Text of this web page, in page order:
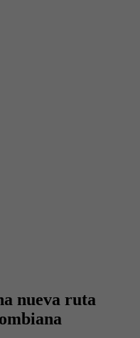
nueva ruta